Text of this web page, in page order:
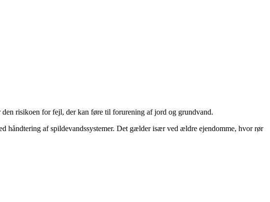
risikoen for fejl, der kan føre til forurening af jord og grundvand.
håndtering af spildevandssystemer. Det gælder især ved ældre ejendomme, hvor rør